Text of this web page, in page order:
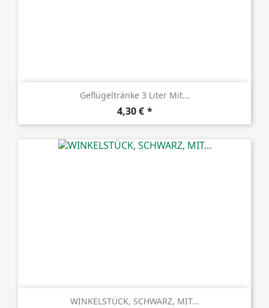
Geflügeltränke 3 Liter Mit...
Preis
4,30 €
WINKELSTÜCK, SCHWARZ, MIT...